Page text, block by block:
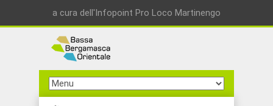
a cura dell'Infopoint Pro Loco Martinengo